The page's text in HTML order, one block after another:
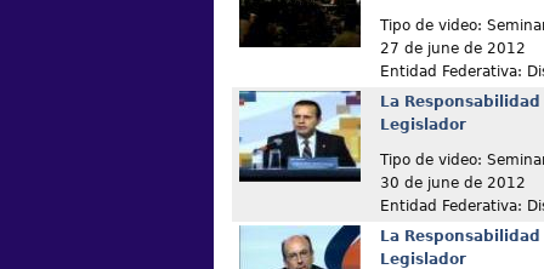
Tipo de video:
27 de june de 2012
Entidad Federativa:
La
Legislador
Tipo de video:
30 de june de 2012
Entidad Federativa:
La
Legislador